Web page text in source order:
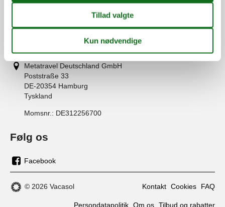
Metatravel Deutschland GmbH
Poststraße 33
DE-20354 Hamburg
Tyskland
Momsnr.: DE312256700
Følg os
os
på
Facebook
© 2026 Vacasol Kontakt Cookies FAQ
Persondatapolitik Om os Tilbud og rabatter